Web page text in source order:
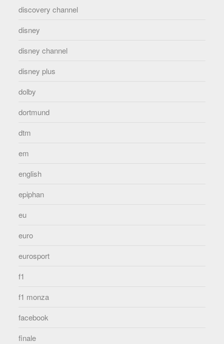
discovery channel
disney
disney channel
disney plus
dolby
dortmund
dtm
em
english
epiphan
eu
euro
eurosport
f1
f1 monza
facebook
finale